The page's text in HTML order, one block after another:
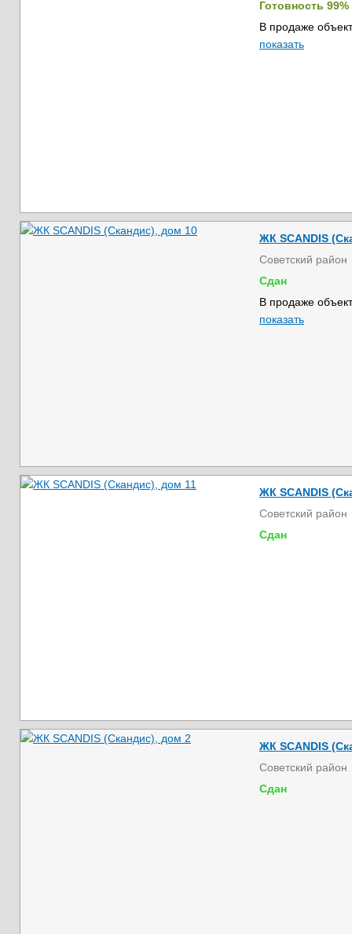
Готовность 99%
В продаже
показать
ЖК SCANDIS
Советский район
Сдан
В продаже
показать
ЖК SCANDIS
Советский район
Сдан
ЖК SCANDIS
Советский район
Сдан